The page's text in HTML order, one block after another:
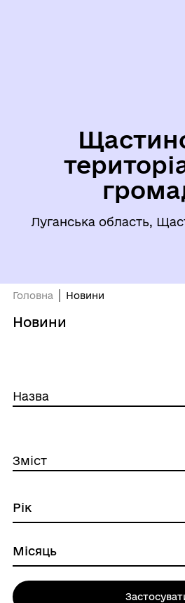
Луганська область,
Головна Новини
Новини
Назва
Зміст